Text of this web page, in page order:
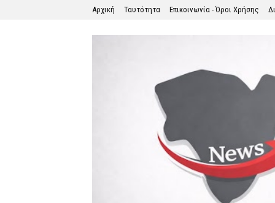
Αρχική Ταυτότητα Επικοινωνία - Όροι Χρήσης